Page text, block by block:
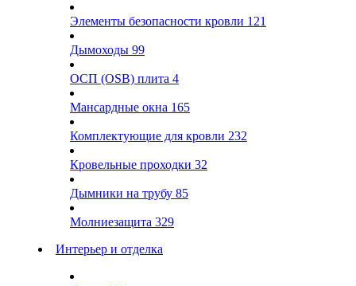
Элементы безопасности кровли 121
Дымоходы 99
ОСП (OSB) плита 4
Мансардные окна 165
Комплектующие для кровли 232
Кровельные проходки 32
Дымники на трубу 85
Молниезащита 329
Интерьер и отделка